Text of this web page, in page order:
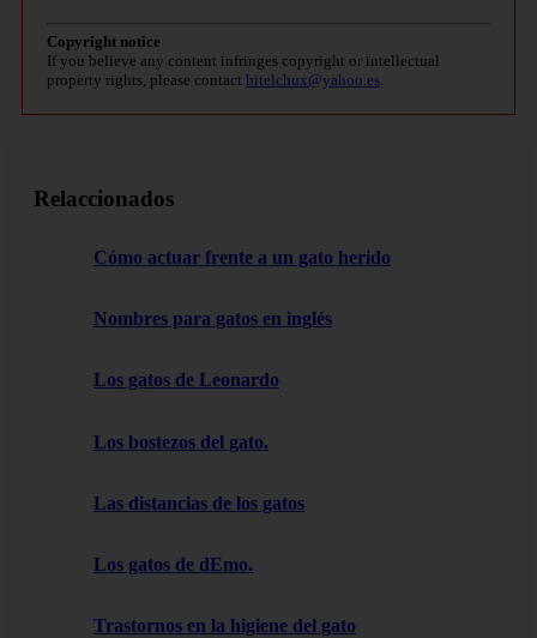
Copyright notice
If you believe any content infringes copyright or intellectual
property rights, please contact bitelchux@yahoo.es.
Relaccionados
Cómo actuar frente a un gato herido
Nombres para gatos en inglés
Los gatos de Leonardo
Los bostezos del gato.
Las distancias de los gatos
Los gatos de dEmo.
Trastornos en la higiene del gato